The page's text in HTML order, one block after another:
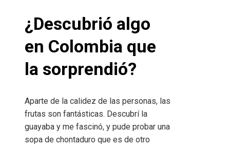
¿Descubrió algo
en Colombia que
la sorprendió?
Aparte de la calidez de las personas, las
frutas son fantásticas. Descubrí la
guayaba y me fascinó, y pude probar una
sopa de chontaduro que es de otro